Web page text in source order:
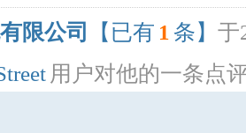
限公司 【已有 1 条】 于
用户对他的一条点